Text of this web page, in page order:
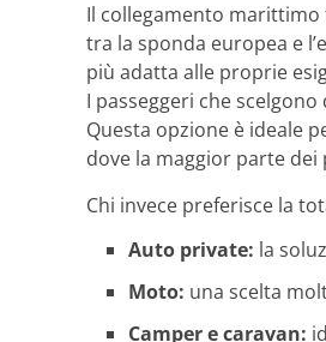
Il collegamento marittimo
tra la sponda europea e
più adatta alle proprie
I passeggeri che scelgono
Questa opzione è ideale
dove la maggior parte
Chi invece preferisce la
Auto private: la
Moto: una scelta
Camper e caravan: